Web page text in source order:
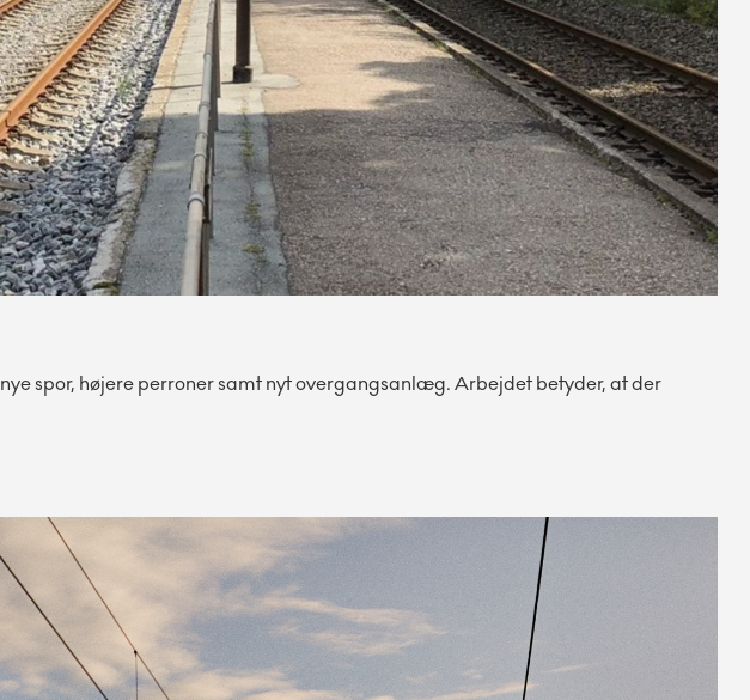
spor, højere perroner samt nyt overgangsanlæg. Arbejdet betyder, at der